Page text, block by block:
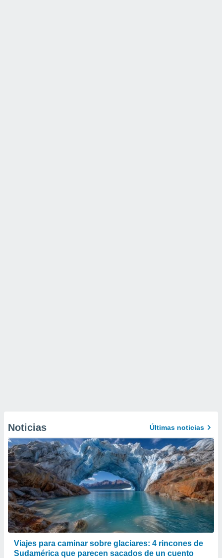
Noticias Últimas noticias
Viajes para caminar sobre glaciares: 4 rincones de
Sudamérica que parecen sacados de un cuento